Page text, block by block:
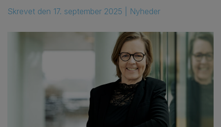
Skrevet den 17. september 2025 Nyheder